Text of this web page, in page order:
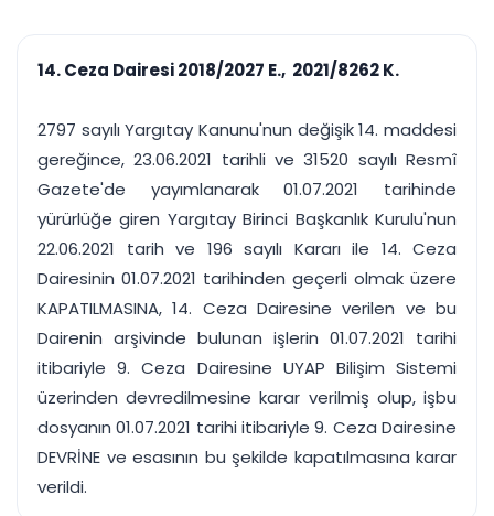
Duruşma ve görev
takvimi
Bildirim
Süreleri asla kaçırmayın
takibi
rapor
Tek panelde uçtan uca yönetim
UYAP & UETS entegrasyonundan finansa, hepsi bir arada.
Tüm özellikleri inceleyin Ücretsiz Başlayın
14. Ceza Dairesi 2018/2027 E., 2021/8262 K.
2797 sayılı Yargıtay Kanunu'nun değişik 14. maddesi
gereğince, 23.06.2021 tarihli ve 31520 sayılı Resmî
Gazete'de yayımlanarak 01.07.2021 tarihinde
yürürlüğe giren Yargıtay Birinci Başkanlık Kurulu'nun
22.06.2021 tarih ve 196 sayılı Kararı ile 14. Ceza
Dairesinin 01.07.2021 tarihinden geçerli olmak üzere
KAPATILMASINA, 14. Ceza Dairesine verilen ve bu
Dairenin arşivinde bulunan işlerin 01.07.2021 tarihi
itibariyle 9. Ceza Dairesine UYAP Bilişim Sistemi
üzerinden devredilmesine karar verilmiş olup, işbu
dosyanın 01.07.2021 tarihi itibariyle 9. Ceza Dairesine
DEVRİNE ve esasının bu şekilde kapatılmasına karar
verildi.